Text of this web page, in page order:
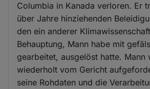
Columbia in Kanada verloren. Er
über Jahre hinziehenden
den ein anderer
Behauptung, Mann habe mit
gearbeitet, ausgelöst hatte. Mann
wiederholt vom Gericht
seine Rohdaten und die